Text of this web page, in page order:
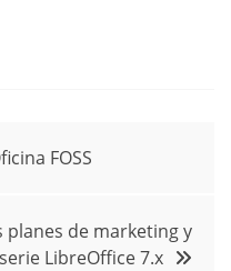
FOSS
planes de marketing y
LibreOffice 7.x